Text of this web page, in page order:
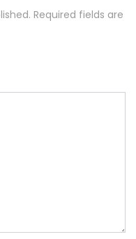
Required fields are